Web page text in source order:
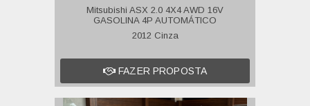
Mitsubishi ASX 2.0 4X4 AWD 16V
GASOLINA 4P AUTOMÁTICO
2012 Cinza
FAZER PROPOSTA